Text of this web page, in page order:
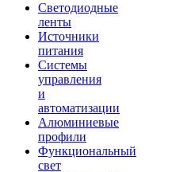
Светодиодные
ленты
Источники
питания
Системы
управления
и
автоматизации
Алюминиевые
профили
Функциональный
свет